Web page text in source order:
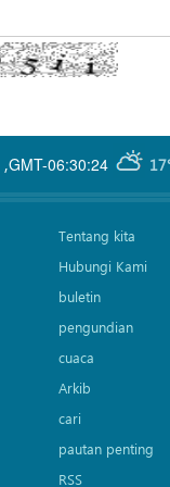
GMT-06:30:24
,
Tentang kita
Hubungi Kami
buletin
pengundian
cuaca
Arkib
cari
pautan penting
RSS